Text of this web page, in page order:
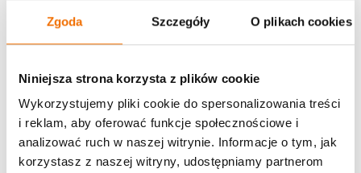
Zgoda Szczegóły O plikach cookies
Niniejsza strona korzysta z plików cookie
Wykorzystujemy pliki cookie do spersonalizowania treści
i reklam, aby oferować funkcje społecznościowe i
analizować ruch w naszej witrynie. Informacje o tym, jak
korzystasz z naszej witryny, udostępniamy partnerom
Czytaj dalej 2026-07-07 20:52:43
Aktualności